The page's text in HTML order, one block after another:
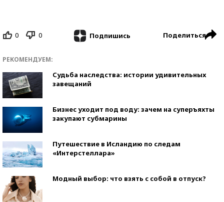
0 0 Подпишись Поделиться
РЕКОМЕНДУЕМ:
Судьба наследства: истории удивительных
завещаний
Бизнес уходит под воду: зачем на суперъяхты
закупают субмарины
Путешествие в Исландию по следам
«Интерстеллара»
Модный выбор: что взять с собой в отпуск?